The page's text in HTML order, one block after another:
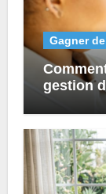
Gagner
gestion
prêts